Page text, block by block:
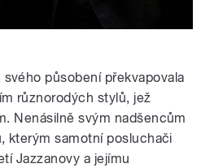
působení překvapovala
různorodých stylů, jež
Nenásilně svým nadšencům
kterým samotní posluchači
Jazzanovy a jejímu